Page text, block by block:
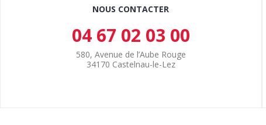
NOUS CONTACTER
04 67 02 03 00
580, Avenue de l’Aube Rouge
34170 Castelnau-le-Lez